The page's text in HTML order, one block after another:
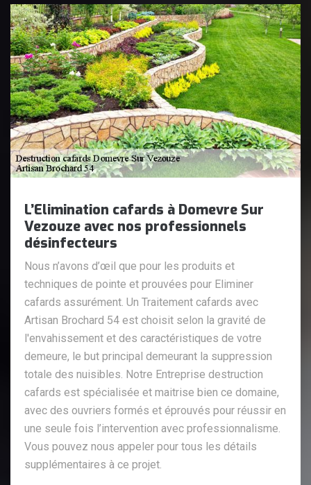
L’Elimination cafards à Domevre Sur
Vezouze avec nos professionnels
désinfecteurs
Nous n’avons d’œil que pour les produits et
techniques de pointe et prouvées pour Eliminer
cafards assurément. Un Traitement cafards avec
Artisan Brochard 54 est choisit selon la gravité de
l'envahissement et des caractéristiques de votre
demeure, le but principal demeurant la suppression
totale des nuisibles. Notre Entreprise destruction
cafards est spécialisée et maitrise bien ce domaine,
avec des ouvriers formés et éprouvés pour réussir en
une seule fois l’intervention avec professionnalisme.
Vous pouvez nous appeler pour tous les détails
supplémentaires à ce projet.